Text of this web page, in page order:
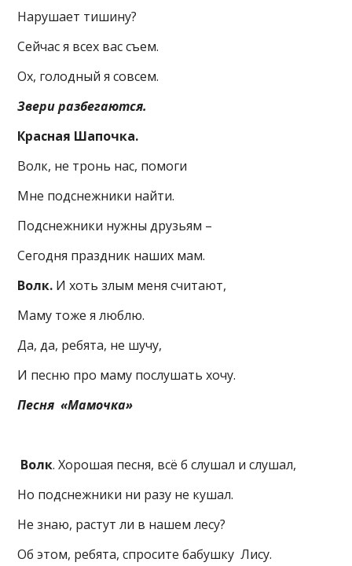
Нарушает тишину?
Сейчас я всех вас съем.
Ох, голодный я совсем.
Звери разбегаются.
Красная Шапочка.
Волк, не тронь нас, помоги
Мне подснежники найти.
Подснежники нужны друзьям –
Сегодня праздник наших мам.
Волк. И хоть злым меня считают,
Маму тоже я люблю.
Да, да, ребята, не шучу,
И песню про маму послушать хочу.
Песня «Мамочка»
Волк. Хорошая песня, всё б слушал и слушал,
Но подснежники ни разу не кушал.
Не знаю, растут ли в нашем лесу?
Об этом, ребята, спросите бабушку Лису.